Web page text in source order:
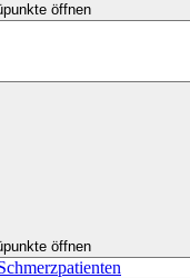
öffnen
öffnen